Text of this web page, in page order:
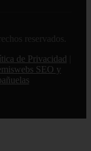
reservados.
de Privacidad
SEO y